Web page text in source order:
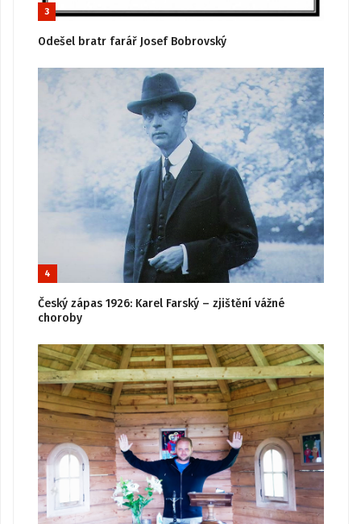
3
Odešel bratr farář Josef Bobrovský
4
Český zápas 1926: Karel Farský – zjištění vážné
choroby